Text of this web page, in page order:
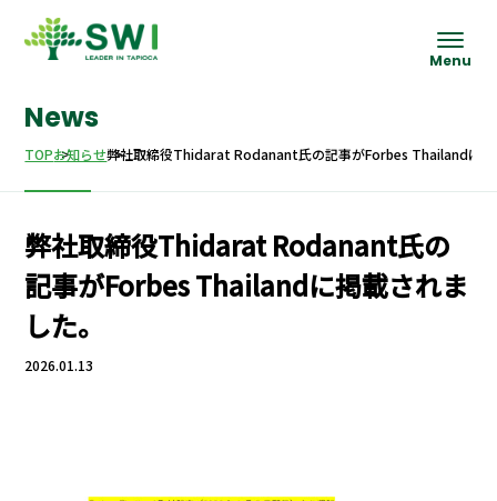
News
TOPお知らせ弊社取締役Thidarat Rodanant氏の記事がForbes Thailandに掲
弊社取締役Thidarat Rodanant氏の
記事がForbes Thailandに掲載されま
した。
2026.01.13